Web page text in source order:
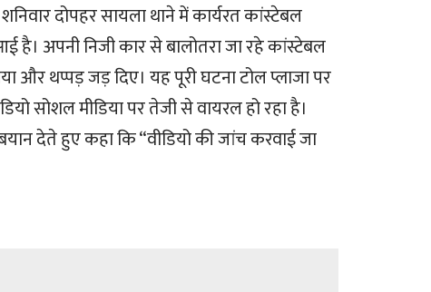
दोपहर सायला थाने में कार्यरत कांस्टेबल
अपनी निजी कार से बालोतरा जा रहे कांस्टेबल
और थप्पड़ जड़ दिए। यह पूरी घटना टोल प्लाजा पर
सोशल मीडिया पर तेजी से वायरल हो रहा है।
देते हुए कहा कि “वीडियो की जांच करवाई जा